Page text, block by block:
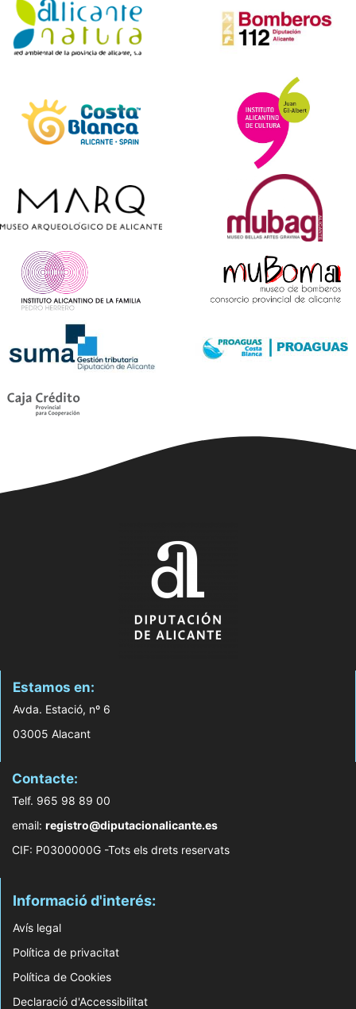
Estamos en:
Avda. Estació, nº 6
03005 Alacant
Contacte:
Telf. 965 98 89 00
email: registro@diputacionalicante.es
CIF: P0300000G -Tots els drets reservats
Informació d'interés:
Avís legal
Política de privacitat
Política de Cookies
Declaració d'Accessibilitat